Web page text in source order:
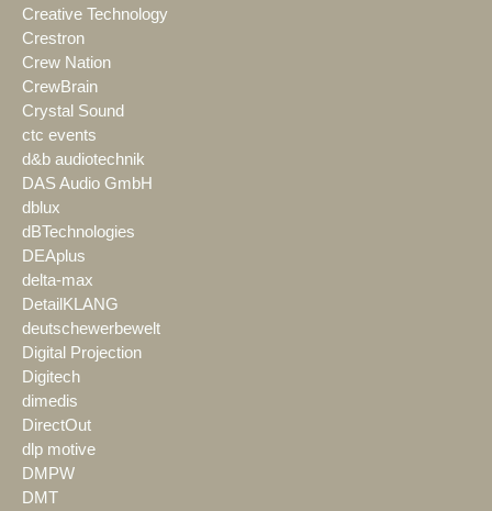
Creative Technology
Crestron
Crew Nation
CrewBrain
Crystal Sound
ctc events
d&b audiotechnik
DAS Audio GmbH
dblux
dBTechnologies
DEAplus
delta-max
DetailKLANG
deutschewerbewelt
Digital Projection
Digitech
dimedis
DirectOut
dlp motive
DMPW
DMT